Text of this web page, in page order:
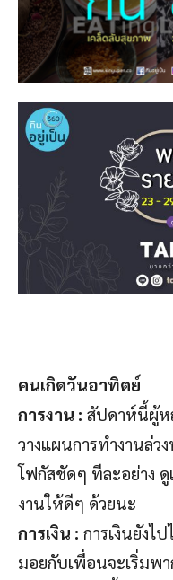
คนเกิดวันอาทิตย์
การงาน : สัปดาห์นี้ผู้ห
วางแผนการทำงานล่ว
โฟกัสชัดๆ ทีละอย่าง
งานให้ดีๆ ด้วยนะ
การเงิน : การเงินยังไ
มอยกับเพื่อนจะเริ่มพ